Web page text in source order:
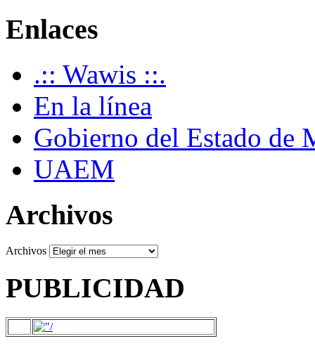
Enlaces
.:: Wawis ::.
En la línea
Gobierno del Estado de
UAEM
Archivos
Archivos
PUBLICIDAD